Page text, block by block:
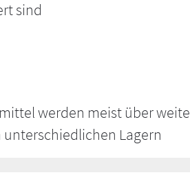
sind
werden meist über weite
Lagern